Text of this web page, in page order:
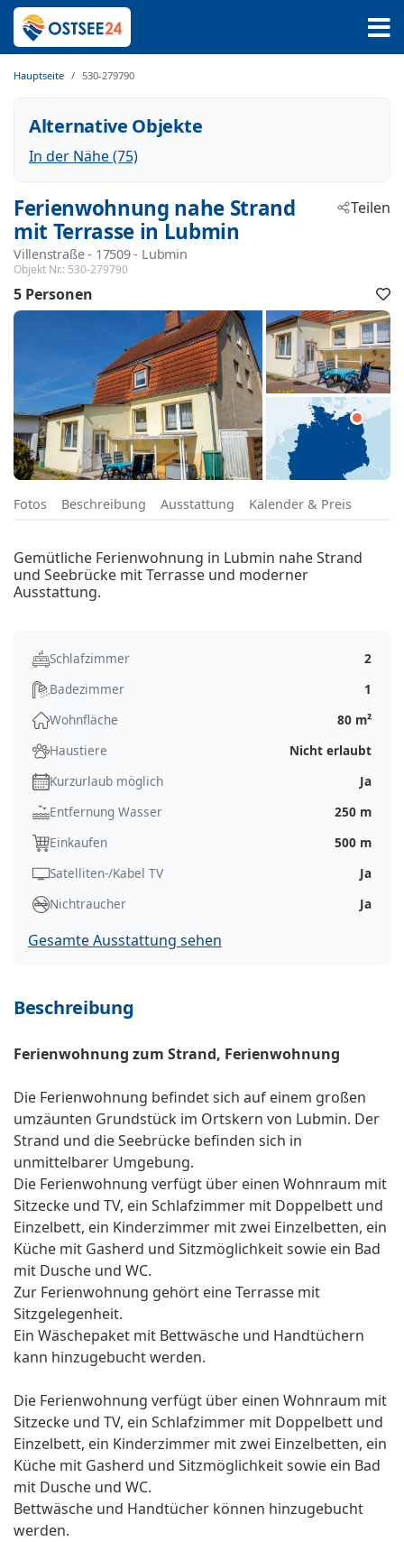
Hauptseite 530-279790
Alternative Objekte
In der Nähe (75)
Ferienwohnung nahe Strand
mit Terrasse in Lubmin
Villenstraße - 17509 - Lubmin
Objekt Nr.: 530-279790
Teilen
5 Personen
Fotos Beschreibung Ausstattung Kalender & Preis
Gemütliche Ferienwohnung in Lubmin nahe Strand
und Seebrücke mit Terrasse und moderner
Ausstattung.
Schlafzimmer
2
Badezimmer
1
Wohnfläche
80 m²
Haustiere
Nicht erlaubt
Kurzurlaub möglich
Ja
Entfernung Wasser
250 m
Einkaufen
500 m
Satelliten-/Kabel TV
Ja
Nichtraucher
Ja
Gesamte Ausstattung sehen
Beschreibung
Ferienwohnung zum Strand, Ferienwohnung
Die Ferienwohnung befindet sich auf einem großen
umzäunten Grundstück im Ortskern von Lubmin. Der
Strand und die Seebrücke befinden sich in
unmittelbarer Umgebung.
Die Ferienwohnung verfügt über einen Wohnraum mit
Sitzecke und TV, ein Schlafzimmer mit Doppelbett und
Einzelbett, ein Kinderzimmer mit zwei Einzelbetten, ein
Küche mit Gasherd und Sitzmöglichkeit sowie ein Bad
mit Dusche und WC.
Zur Ferienwohnung gehört eine Terrasse mit
Sitzgelegenheit.
Ein Wäschepaket mit Bettwäsche und Handtüchern
kann hinzugebucht werden.
Die Ferienwohnung verfügt über einen Wohnraum mit
Sitzecke und TV, ein Schlafzimmer mit Doppelbett und
Einzelbett, ein Kinderzimmer mit zwei Einzelbetten, ein
Küche mit Gasherd und Sitzmöglichkeit sowie ein Bad
mit Dusche und WC.
Bettwäsche und Handtücher können hinzugebucht
werden.